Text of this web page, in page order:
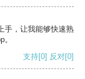
手，让我能够快速熟
支持[0] 反对[0]